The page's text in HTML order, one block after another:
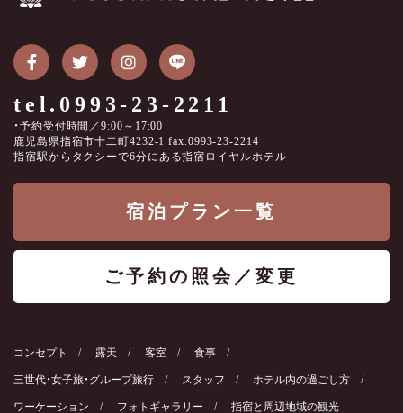
tel.0993-23-2211
・予約受付時間／9:00～17:00
鹿児島県指宿市十二町4232-1 fax.0993-23-2214
指宿駅からタクシーで6分にある指宿ロイヤルホテル
宿泊プラン一覧
ご予約の照会／変更
コンセプト 露天 客室 食事
三世代・女子旅・グループ旅行 スタッフ ホテル内の過ごし方
ワーケーション フォトギャラリー 指宿と周辺地域の観光